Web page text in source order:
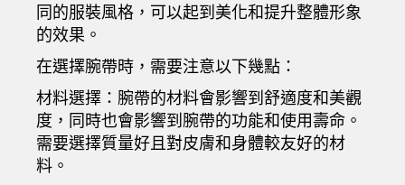
同的服裝風格，可以起到美化和提升整體形象
的效果。
在選擇腕帶時，需要注意以下幾點：
材料選擇：腕帶的材料會影響到舒適度和美觀
度，同時也會影響到腕帶的功能和使用壽命。
需要選擇質量好且對皮膚和身體較友好的材
料。